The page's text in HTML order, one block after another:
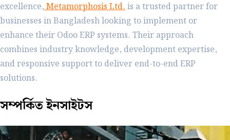
excellence,Metamorphosis Ltd.is a trusted partner for
businesses in Bangladesh looking to implement or
enhance their Odoo ERP systems. Their approach
combines industry knowledge, development expertise,
and responsive support to deliver end-to-end ERP
solutions.
সম্পর্কিতইনসাইটস